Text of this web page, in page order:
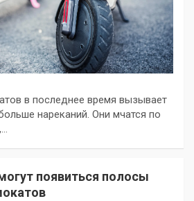
в последнее время вызывает
нареканий. Они мчатся по
появиться полосы